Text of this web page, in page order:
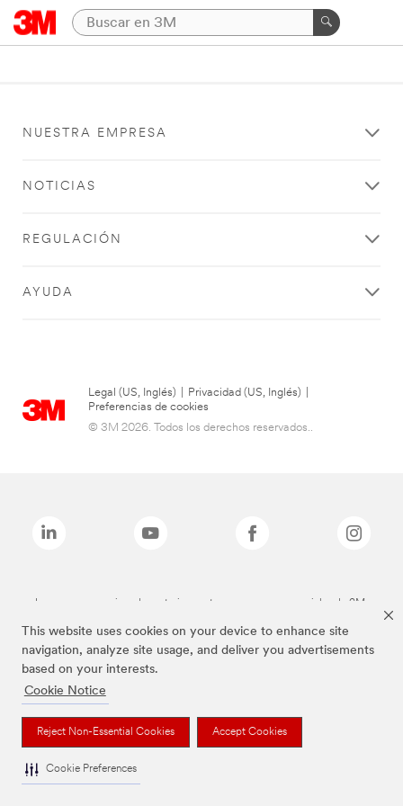
This website uses cookies on your device to enhance site
navigation, analyze site usage, and deliver you advertisements
based on your interests.
Cookie Notice
Reject Non-Essential Cookies Accept Cookies
Cookie Preferences
NUESTRA EMPRESA
NOTICIAS
REGULACIÓN
AYUDA
Legal (US, Inglés) Privacidad (US, Inglés)
Preferencias de cookies
© 3M 2026. Todos los derechos reservados..
Las marcas mencionadas anteriormente son marcas comerciales de 3M.